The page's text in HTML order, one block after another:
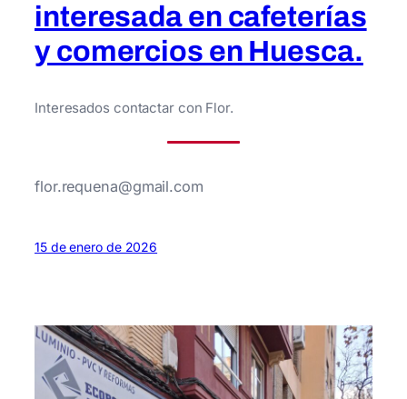
interesada en cafeterías
y comercios en Huesca.
Interesados contactar con Flor.
flor.requena@gmail.com
15 de enero de 2026